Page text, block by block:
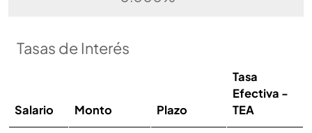
Tasas de Interés
Salario Monto Plazo
Tasa
Efectiva -
TEA